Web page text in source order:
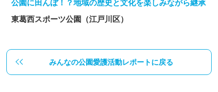
公園に田んぼ！？地域の歴史と文化を楽しみながら継承
東葛西スポーツ公園（江戸川区）
みんなの公園愛護活動レポートに戻る